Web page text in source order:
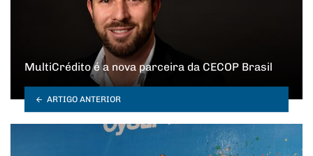
MultiCrédito é a nova parceira da CECOP Brasil
ARTIGO ANTERIOR